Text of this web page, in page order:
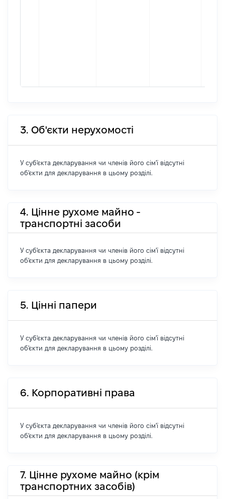
3. Об'єкти нерухомості
У суб'єкта декларування чи членів його сім'ї відсутні
об'єкти для декларування в цьому розділі.
4. Цінне рухоме майно -
транспортні засоби
У суб'єкта декларування чи членів його сім'ї відсутні
об'єкти для декларування в цьому розділі.
5. Цінні папери
У суб'єкта декларування чи членів його сім'ї відсутні
об'єкти для декларування в цьому розділі.
6. Корпоративні права
У суб'єкта декларування чи членів його сім'ї відсутні
об'єкти для декларування в цьому розділі.
7. Цінне рухоме майно (крім
транспортних засобів)